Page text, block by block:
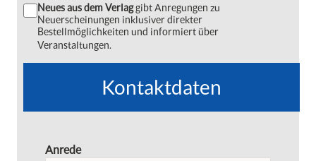
Neues aus dem Verlaggibt Anregungen zu
Neuerscheinungen inklusiver direkter
Bestellmöglichkeiten und informiert über
Veranstaltungen.
Kontaktdaten
Anrede